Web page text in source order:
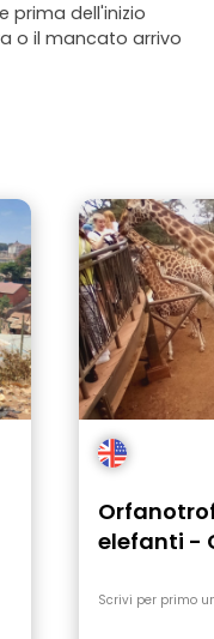
prima dell'inizio
o il mancato arrivo
elefanti -
Scrivi per primo